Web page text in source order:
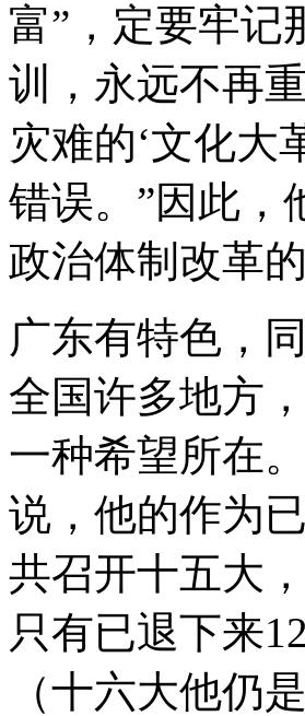
富”，定要牢记
训，永远不再
灾难的‘文化大
错误。”因此，
政治体制改革
广东有特色，
全国许多地方
一种希望所在
说，他的作为
共召开十五大
只有已退下来
（十六大他仍